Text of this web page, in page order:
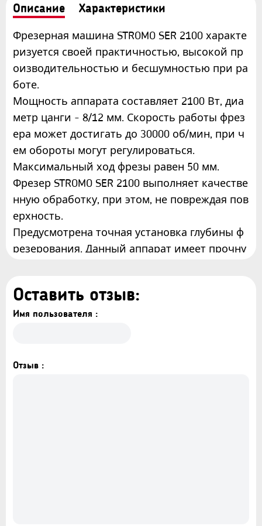
Описание Характеристики
Фрезерная машина STROMO SER 2100 характе
ризуется своей практичностью, высокой пр
оизводительностью и бесшумностью при ра
боте.
Мощность аппарата составляет 2100 Вт, диа
метр цанги - 8/12 мм. Скорость работы фрез
ера может достигать до 30000 об/мин, при ч
ем обороты могут регулироваться.
Максимальный ход фрезы равен 50 мм.
Фрезер STROMO SER 2100 выполняет качестве
нную обработку, при этом, не повреждая пов
ерхность.
Предусмотрена точная установка глубины ф
резерования. Данный аппарат имеет прочну
В инструменте также предусмотрено подклю
чение пылесоса через патрубок. В комплект
Особенности:
Оставить отзыв:
Имя пользователя :
Отзыв :